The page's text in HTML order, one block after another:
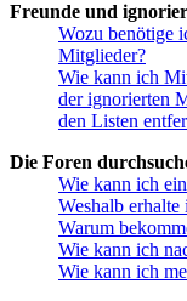
Freunde und
Wozu benötige
Mitglieder?
Wie kann ich
der ignorierten
den Listen
Die Foren
Wie kann ich
Weshalb erhalte
Warum
Wie kann ich
Wie kann ich